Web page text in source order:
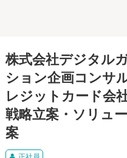
株式会社デジタル
ション企画コンサ
レジットカード会
戦略立案・ソリュ
案